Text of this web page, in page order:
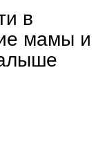
в
мамы и